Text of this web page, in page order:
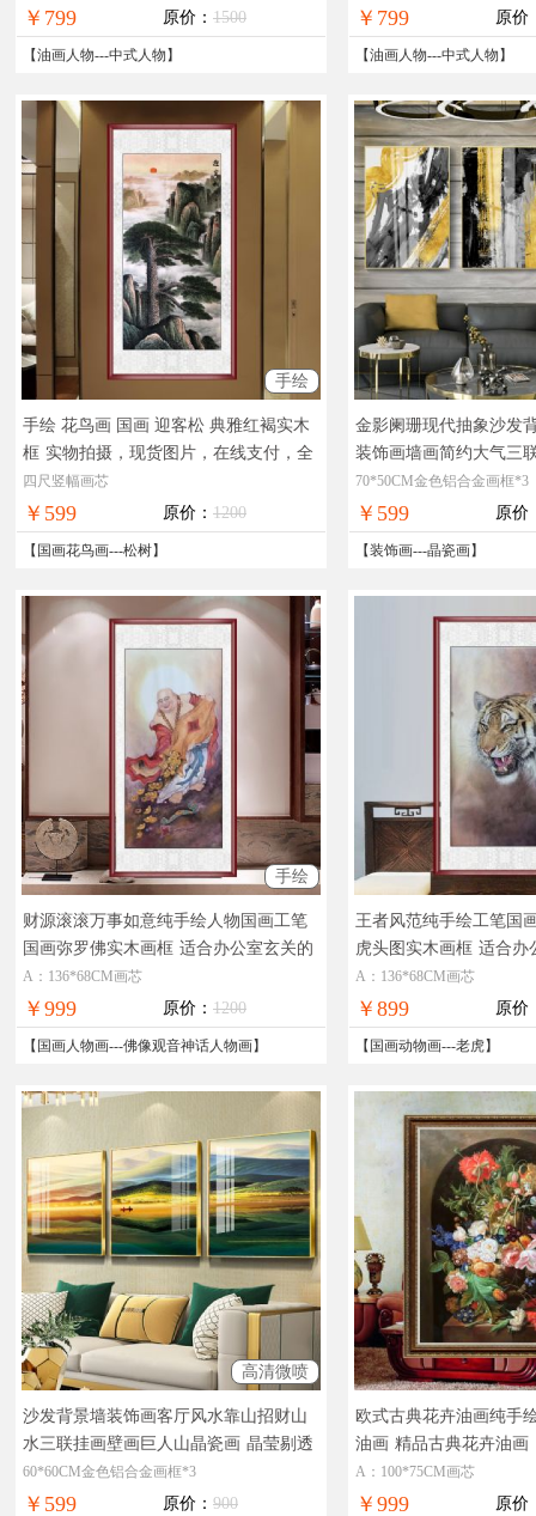
￥799 原价： 1500
【油画人物---中式人物 】
￥799 原价
【油画人物---中式人物 】
手绘
手绘 花鸟画 国画 迎客松 典雅红褐实木
框 实物拍摄，现货图片，在线支付，全
国免邮
四尺竖幅画芯
￥599 原价： 1200
【 国画花鸟画---松树】
金影阑珊现代抽象沙发
装饰画墙画简约大气三
莹剔透奢华极致工厂直
退换
70*50CM金色铝合金画框*3
￥599 原价
【装饰画---晶瓷画】
手绘
财源滚滚万事如意纯手绘人物国画工笔
国画弥罗佛实木画框 适合办公室玄关的
精品人物国画工笔人物国画
A：136*68CM画芯
￥999 原价： 1200
【 国画人物画---佛像观音神话人物画】
王者风范纯手绘工笔国
虎头图实木画框 适合办
A：136*68CM画芯
￥899 原价
【 国画动物画---老虎】
高清微喷
沙发背景墙装饰画客厅风水靠山招财山
水三联挂画壁画巨人山晶瓷画 晶莹剔透
奢华极致工厂直销七天无理由退换
60*60CM金色铝合金画框*3
￥599 原价： 900
欧式古典花卉油画纯手
油画 精品古典花卉油画
A：100*75CM画芯
￥999 原价